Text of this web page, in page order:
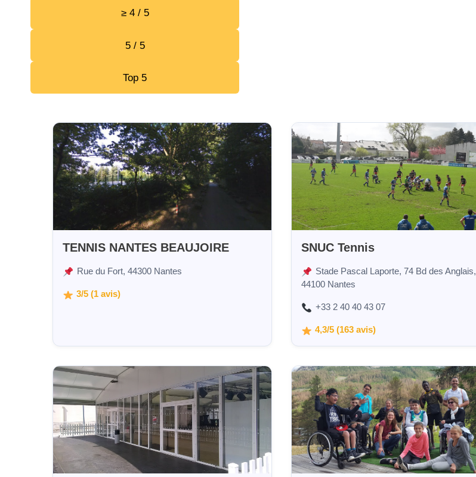
≥ 4 / 5
5 / 5
Top 5
TENNIS NANTES BEAUJOIRE
Rue du Fort, 44300 Nantes
3/5 (1 avis)
SNUC Tennis
Stade Pascal Laporte, 74 Bd des Anglais,
44100 Nantes
+33 2 40 40 43 07
4,3/5 (163 avis)